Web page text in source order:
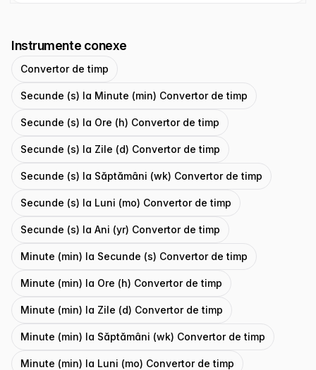
Instrumente conexe
Convertor de timp
Secunde (s) la Minute (min) Convertor de timp
Secunde (s) la Ore (h) Convertor de timp
Secunde (s) la Zile (d) Convertor de timp
Secunde (s) la Săptămâni (wk) Convertor de timp
Secunde (s) la Luni (mo) Convertor de timp
Secunde (s) la Ani (yr) Convertor de timp
Minute (min) la Secunde (s) Convertor de timp
Minute (min) la Ore (h) Convertor de timp
Minute (min) la Zile (d) Convertor de timp
Minute (min) la Săptămâni (wk) Convertor de timp
Minute (min) la Luni (mo) Convertor de timp